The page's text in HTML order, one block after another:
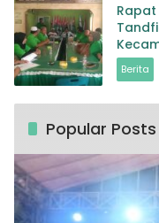
Tokoh
Berita
Popular Posts